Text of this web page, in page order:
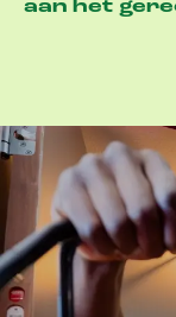
aan het